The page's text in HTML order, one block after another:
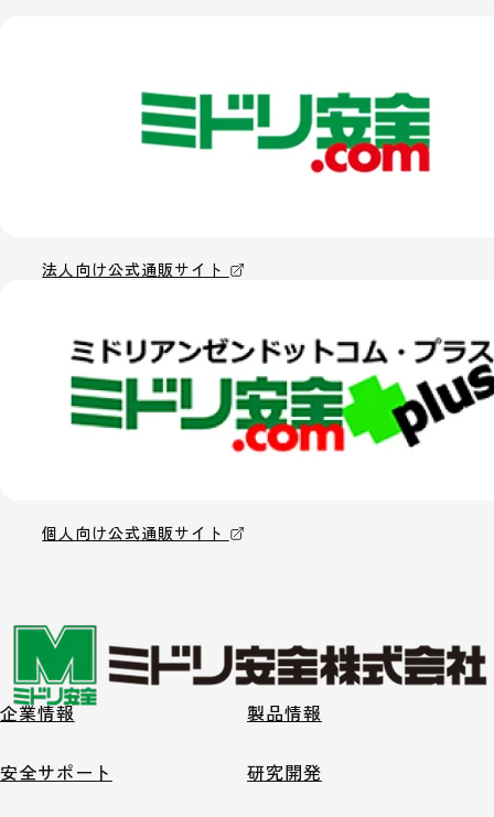
法人向け公式通販サイト
個人向け公式通販サイト
企業情報 製品情報
安全サポート 研究開発